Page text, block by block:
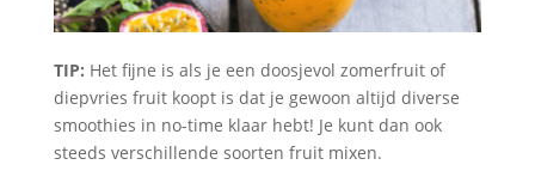
TIP: Het fijne is als je een doosjevol zomerfruit of
diepvries fruit koopt is dat je gewoon altijd diverse
smoothies in no-time klaar hebt! Je kunt dan ook
steeds verschillende soorten fruit mixen.